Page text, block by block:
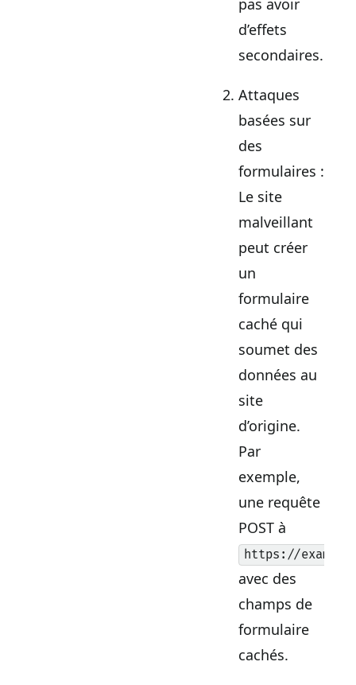
d’effets
secondaires.
Attaques
basées sur
des
formulaires :
Le site
malveillant
peut créer
un
formulaire
caché qui
soumet des
données au
site
d’origine.
Par
exemple,
une requête
POST à
https://
avec des
champs de
formulaire
cachés.